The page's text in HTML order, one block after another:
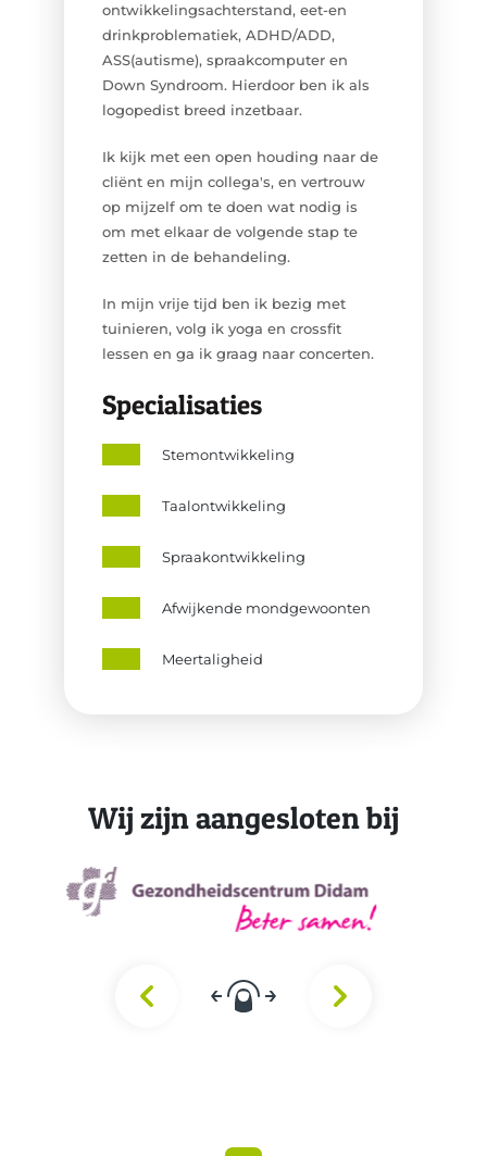
ontwikkelingsachterstand, eet-en
drinkproblematiek, ADHD/ADD,
ASS(autisme), spraakcomputer en
Down Syndroom. Hierdoor ben ik als
logopedist breed inzetbaar.
Ik kijk met een open houding naar de
cliënt en mijn collega's, en vertrouw
op mijzelf om te doen wat nodig is
om met elkaar de volgende stap te
zetten in de behandeling.
In mijn vrije tijd ben ik bezig met
tuinieren, volg ik yoga en crossfit
lessen en ga ik graag naar concerten.
Specialisaties
Stemontwikkeling
Taalontwikkeling
Spraakontwikkeling
Afwijkende mondgewoonten
Meertaligheid
Wij zijn aangesloten bij